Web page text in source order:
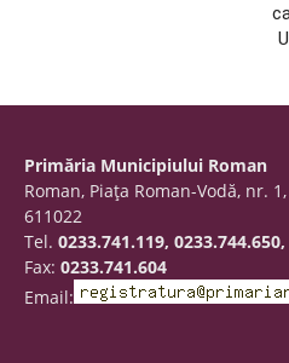
Primăria Municipiului Roman
Roman, Piaţa Roman-Vodă, nr.
611022
Tel. 0233.741.119,
Fax: 0233.741.604
Email: